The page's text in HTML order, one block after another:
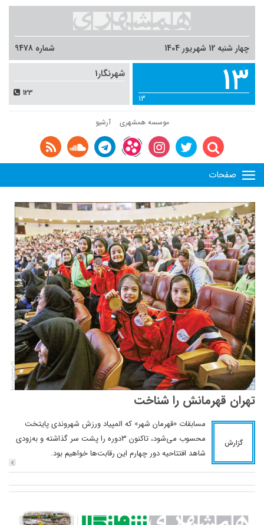
13
13
چهار شنبه 12 شهریور 1404 شماره 9478
شهرنگار1
123
موسسه همشهری آرشیو
صفحات
تهران قهرمانش را شناخت
گزارش
مسابقات «قهرمان شهر» که المپیاد ورزش شهروندی پایتخت
محسوب می‌شود، تا‌کنون 3دوره را پشت سر گذاشته و به‌زودی
شاهد افتتاحیه دور چهارم این رقابت‌ها خواهیم بود.